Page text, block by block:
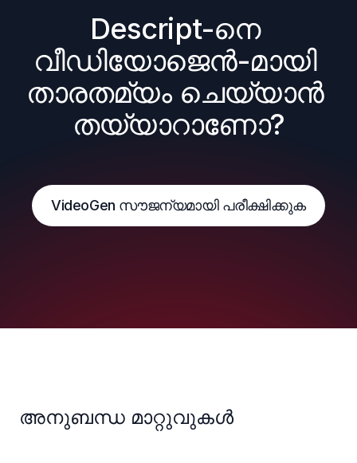
Descript-നെ
വീഡിയോജെൻ-മായി
താരതമ്യം ചെയ്യാൻ
തയ്യാറാണോ?
VideoGen സൗജന്യമായി പരീക്ഷിക്കുക
അനുബന്ധ മാറ്റുവുകൾ